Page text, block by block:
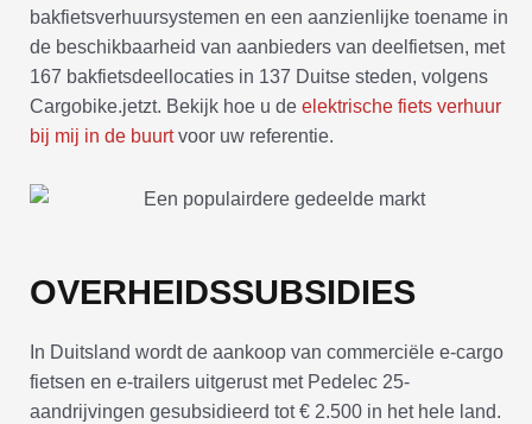
bakfietsverhuursystemen en een aanzienlijke toename in
de beschikbaarheid van aanbieders van deelfietsen, met
167 bakfietsdeellocaties in 137 Duitse steden, volgens
Cargobike.jetzt. Bekijk hoe u de elektrische fiets verhuur
bij mij in de buurtvoor uw referentie.
OVERHEIDSSUBSIDIES
In Duitsland wordt de aankoop van commerciële e-cargo
fietsen en e-trailers uitgerust met Pedelec 25-
aandrijvingen gesubsidieerd tot € 2.500 in het hele land.